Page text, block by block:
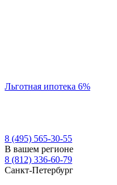
Льготная ипотека 6%
8 (495) 565-30-55
В вашем регионе
8 (812) 336-60-79
Санкт-Петербург